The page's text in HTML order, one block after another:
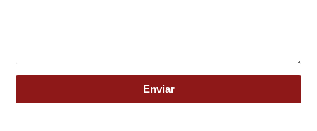
Enviar